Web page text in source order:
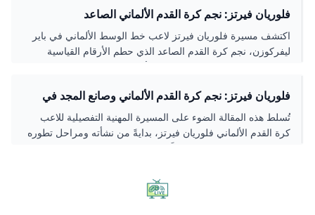
على إنجازاته، مهاراته، وأبرز لحظات حياته الكروية.
فلوريان فيرتز: نجم كرة القدم الألماني الصاعد
اكتشف مسيرة فلوريان فيرتز لاعب خط الوسط الألماني في باير
ليفركوزن، نجم كرة القدم الصاعد الذي حطم الأرقام القياسية
وحقق إنجازات مميزة في الدوري الألماني والمنتخب الوطني.
كرة القدم.
فلوريان فيرتز: نجم كرة القدم الألماني وصانع المجد في
ليفربول
تُسلط هذه المقالة الضوء على المسيرة المهنية التفصيلية للاعب
كرة القدم الألماني فلوريان فيرتز، بدايةً من نشأته ومراحل تطوره
مع نادي باير ليفركوزن، وصولاً إلى انتقاله التاريخي إلى نادي
على إنجازاته، مهاراته، وأبرز لحظات حياته الكروية.